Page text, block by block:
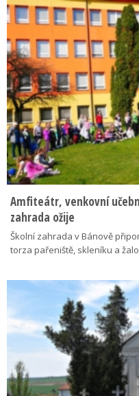
Amfiteátr, venkovní
zahrada ožije
Školní zahrada v Bánově
torza pařeniště, skleníku a